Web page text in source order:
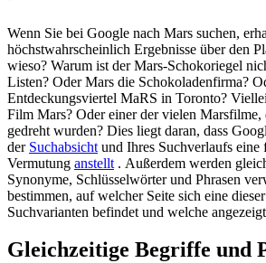
Wenn Sie bei Google nach Mars suchen,
höchstwahrscheinlich Ergebnisse über den
wieso? Warum ist der Mars-Schokoriegel
Listen? Oder Mars die Schokoladenfirma?
Entdeckungsviertel MaRS in Toronto?
Film Mars? Oder einer der vielen Marsfilme,
gedreht wurden? Dies liegt daran, dass
der Suchabsicht und Ihres Suchverlaufs eine
Vermutung anstellt . Außerdem werden
Synonyme, Schlüsselwörter und Phrasen
bestimmen, auf welcher Seite sich eine
Suchvarianten befindet und welche
Gleichzeitige Begriffe und